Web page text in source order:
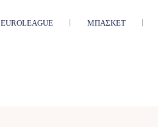
EUROLEAGUE ΜΠΆΣΚΕΤ